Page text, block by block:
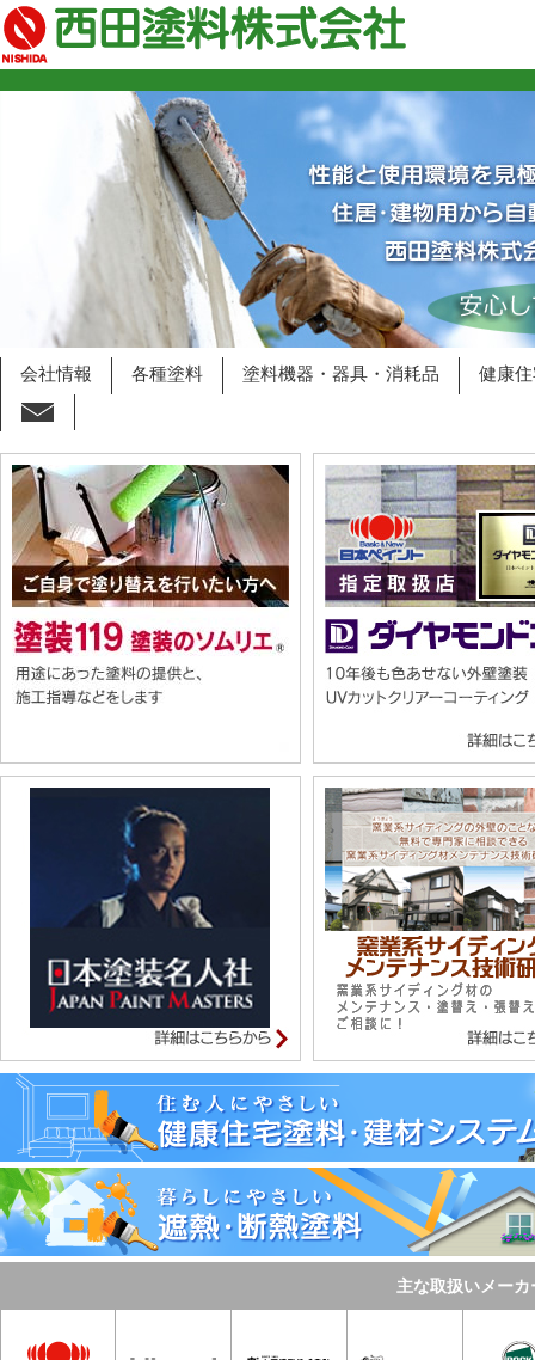
会社情報 各種塗料 塗料機器・器具・消耗品 健康
主な取扱いメーカ